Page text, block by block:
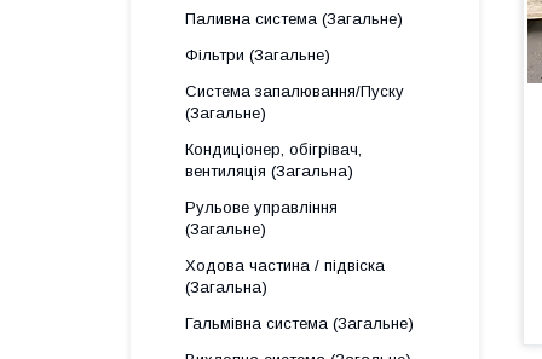
Паливна система (Загальне)
Фільтри (Загальне)
Система запалювання/Пуску
(Загальне)
Кондиціонер, обігрівач,
вентиляція (Загальна)
Рульове управління
(Загальне)
Ходова частина / підвіска
(Загальна)
Гальмівна система (Загальне)